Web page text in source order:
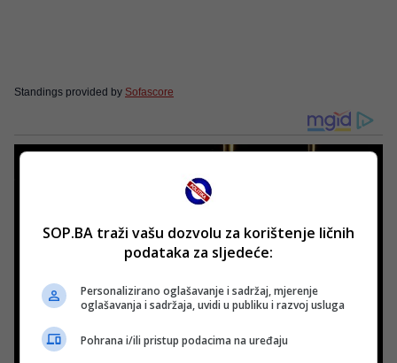
Standings provided by Sofascore
SOP.BA traži vašu dozvolu za korištenje ličnih
podataka za sljedeće:
Personalizirano oglašavanje i sadržaj, mjerenje
oglašavanja i sadržaja, uvidi u publiku i razvoj usluga
Pohrana i/ili pristup podacima na uređaju